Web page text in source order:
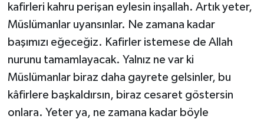
kafirleri kahru perişan eylesin inşallah. Artık yeter,
Müslümanlar uyansınlar. Ne zamana kadar
başımızı eğeceğiz. Kafirler istemese de Allah
nurunu tamamlayacak. Yalnız ne var ki
Müslümanlar biraz daha gayrete gelsinler, bu
kâfirlere başkaldırsın, biraz cesaret göstersin
onlara. Yeter ya, ne zamana kadar böyle